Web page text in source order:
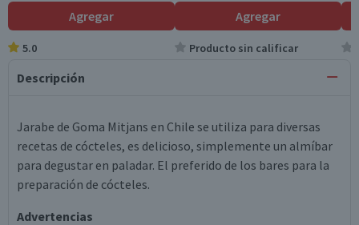
Agregar
5.0
Agregar
Producto sin calificar
Descripción
Jarabe de Goma Mitjans en Chile se utiliza para diversas
recetas de cócteles, es delicioso, simplemente un almíbar
para degustar en paladar. El preferido de los bares para la
preparación de cócteles.
Advertencias